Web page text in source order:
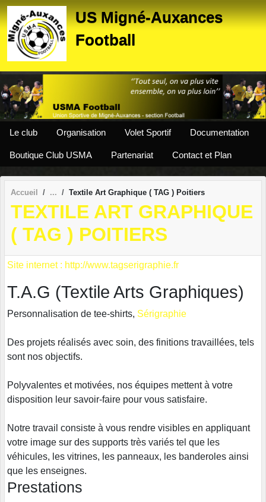
US Migné-Auxances
Football
Le club Organisation Volet Sportif Documentation
Boutique Club USMA Partenariat Contact et Plan
Accueil Textile Art Graphique ( TAG ) Poitiers
TEXTILE ART GRAPHIQUE
( TAG ) POITIERS
Site internet : http://www.tagserigraphie.fr
T.A.G (Textile Arts Graphiques)
Personnalisation de tee-shirts, Sérigraphie
Des projets réalisés avec soin, des finitions travaillées, tels
sont nos objectifs.
Polyvalentes et motivées, nos équipes mettent à votre
disposition leur savoir-faire pour vous satisfaire.
Notre travail consiste à vous rendre visibles en appliquant
votre image sur des supports très variés tel que les
véhicules, les vitrines, les panneaux, les banderoles ainsi
que les enseignes.
Prestations
Panneau de gestion des cookies